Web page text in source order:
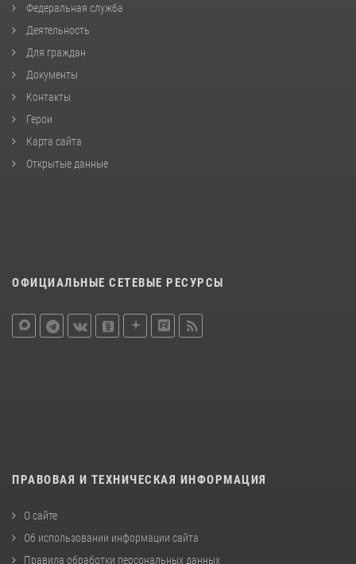
Федеральная служба
Деятельность
Для граждан
Документы
Контакты
Герои
Карта сайта
Открытые данные
ОФИЦИАЛЬНЫЕ СЕТЕВЫЕ РЕСУРСЫ
ПРАВОВАЯ И ТЕХНИЧЕСКАЯ ИНФОРМАЦИЯ
О сайте
Об использовании информации сайта
Правила обработки персональных данных